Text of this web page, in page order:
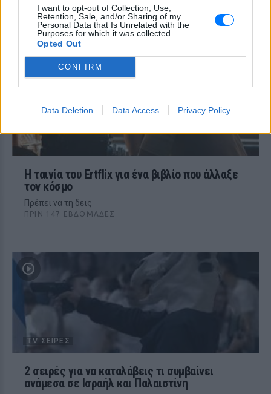
I want to opt-out of Collection, Use,
Retention, Sale, and/or Sharing of my
Personal Data that Is Unrelated with the
Purposes for which it was collected.
Opted Out
CONFIRM
Data Deletion Data Access Privacy Policy
ΠΡΙΝ 147 ΕΒΔΟΜΆΔΕΣ
Η ταινία του Ertflix για ένα βιβλίο που άλλαξε
τον κόσμο
Πρέπει να τη δεις
ΠΡΙΝ 147 ΕΒΔΟΜΆΔΕΣ
TV ΣΕΙΡΈΣ
2 σειρές για να καταλάβεις τι συμβαίνει
ανάμεσα σε Ισραήλ και Παλαιστίνη